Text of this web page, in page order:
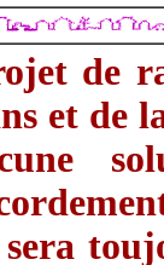
de
et de